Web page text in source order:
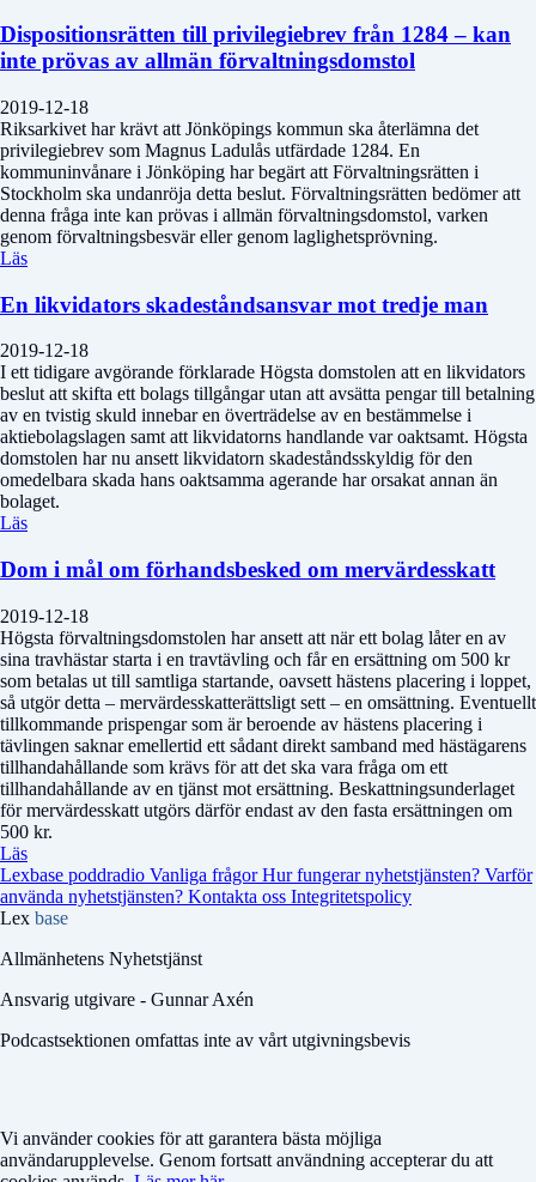
Dispositionsrätten till privilegiebrev från 1284 – kan
inte prövas av allmän förvaltningsdomstol
2019-12-18
Riksarkivet har krävt att Jönköpings kommun ska återlämna det
privilegiebrev som Magnus Ladulås utfärdade 1284. En
kommuninvånare i Jönköping har begärt att Förvaltningsrätten i
Stockholm ska undanröja detta beslut. Förvaltningsrätten bedömer att
denna fråga inte kan prövas i allmän förvaltningsdomstol, varken
genom förvaltningsbesvär eller genom laglighetsprövning.
Läs
En likvidators skadeståndsansvar mot tredje man
2019-12-18
I ett tidigare avgörande förklarade Högsta domstolen att en likvidators
beslut att skifta ett bolags tillgångar utan att avsätta pengar till betalning
av en tvistig skuld innebar en överträdelse av en bestämmelse i
aktiebolagslagen samt att likvidatorns handlande var oaktsamt. Högsta
domstolen har nu ansett likvidatorn skadeståndsskyldig för den
omedelbara skada hans oaktsamma agerande har orsakat annan än
bolaget.
Läs
Dom i mål om förhandsbesked om mervärdesskatt
2019-12-18
Högsta förvaltningsdomstolen har ansett att när ett bolag låter en av
sina travhästar starta i en travtävling och får en ersättning om 500 kr
som betalas ut till samtliga startande, oavsett hästens placering i loppet,
så utgör detta – mervärdesskatterättsligt sett – en omsättning. Eventuellt
tillkommande prispengar som är beroende av hästens placering i
tävlingen saknar emellertid ett sådant direkt samband med hästägarens
tillhandahållande som krävs för att det ska vara fråga om ett
tillhandahållande av en tjänst mot ersättning. Beskattningsunderlaget
för mervärdesskatt utgörs därför endast av den fasta ersättningen om
500 kr.
Läs
Lexbase poddradio Vanliga frågorHur fungerar nyhetstjänsten? Varför
använda nyhetstjänsten? Kontakta oss Integritetspolicy
Lex base
Allmänhetens Nyhetstjänst
Ansvarig utgivare - Gunnar Axén
Podcastsektionen omfattas inte av vårt utgivningsbevis
Vi använder cookies för att garantera bästa möjliga
användarupplevelse. Genom fortsatt användning accepterar du att